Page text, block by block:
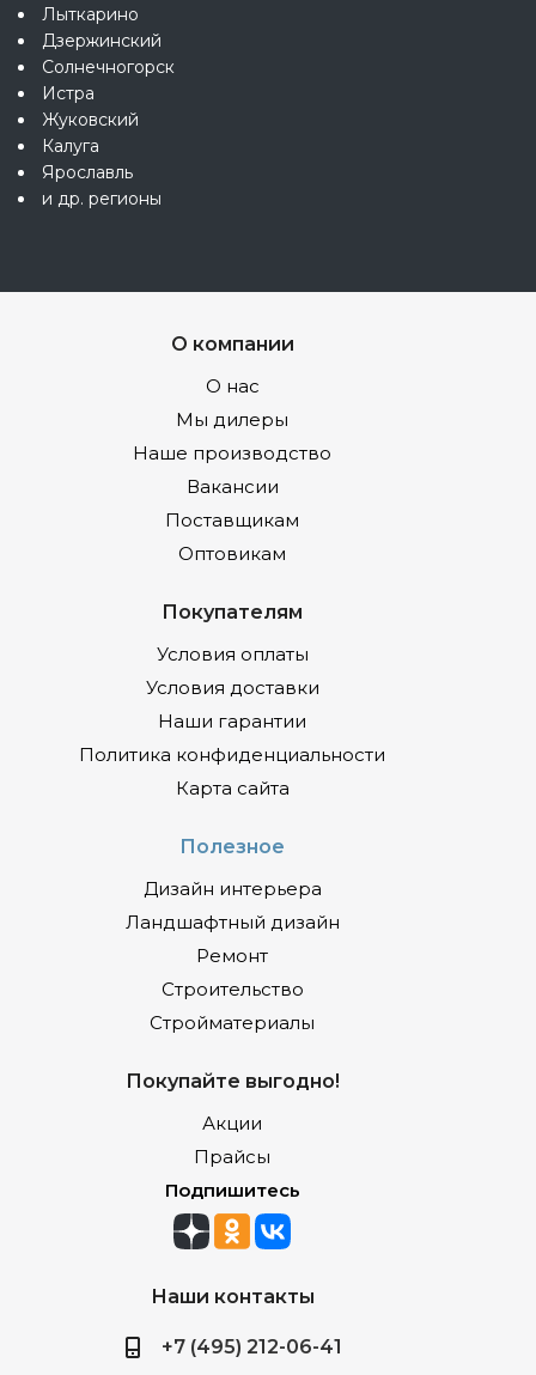
Лыткарино
Дзержинский
Солнечногорск
Истра
Жуковский
Калуга
Ярославль
и др. регионы
О компании
О нас
Мы дилеры
Наше производство
Вакансии
Поставщикам
Оптовикам
Покупателям
Условия оплаты
Условия доставки
Наши гарантии
Политика конфиденциальности
Карта сайта
Полезное
Дизайн интерьера
Ландшафтный дизайн
Ремонт
Строительство
Стройматериалы
Покупайте выгодно!
Акции
Прайсы
Подпишитесь
Наши контакты
+7 (495) 212-06-41